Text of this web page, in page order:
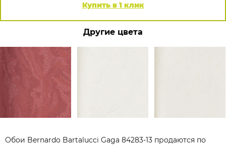
Купить в 1 клик
Другие цвета
Обои Bernardo Bartalucci Gaga 84283-13 продаются по